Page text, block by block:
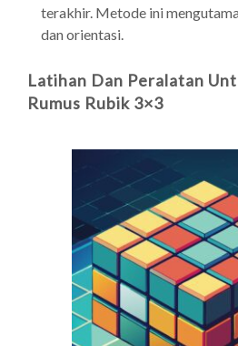
terakhir. Metode ini
dan orientasi.
Latihan Dan Peralatan
Rumus Rubik 3×3